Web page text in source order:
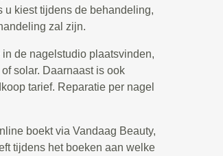
u kiest tijdens de behandeling,
zal zijn.
de nagelstudio plaatsvinden,
solar. Daarnaast is ook
tarief. Reparatie per nagel
boekt via Vandaag Beauty,
tijdens het boeken aan welke